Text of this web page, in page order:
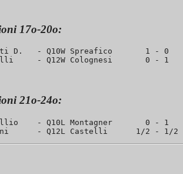
17o-20o:
D.   - Q10W Spreafico       1 -
21o-24o:
- Q10L Montagner       0 - 1